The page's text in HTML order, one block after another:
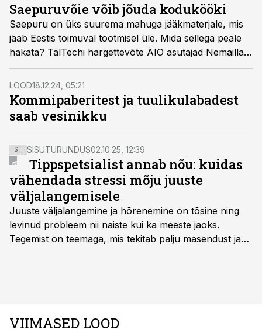
Saepuruvõie võib jõuda kodukööki
Saepuru on üks suurema mahuga jääkmaterjale, mis
jääb Eestis toimuval tootmisel üle. Mida sellega peale
hakata? TalTechi hargettevõte ÄIO asutajad Nemailla
Bonturi ja Petri-Jaan Lahtvee leidsid sellele küsimusele
vastuse ning leiutasid saepurust valmistatud toiduaine.
LOOD18.12.24, 05:21
Kommipaberitest ja tuulikulabadest
saab vesinikku
ST SISUTURUNDUS02.10.25, 12:39
Tippspetsialist annab nõu: kuidas
vähendada stressi mõju juuste
väljalangemisele
Juuste väljalangemine ja hõrenemine on tõsine ning
levinud probleem nii naiste kui ka meeste jaoks.
Tegemist on teemaga, mis tekitab palju masendust ja
VIIMASED LOOD